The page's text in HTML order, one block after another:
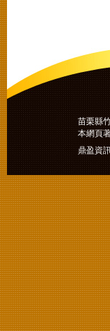
苗栗縣
本網頁
鼎盈資